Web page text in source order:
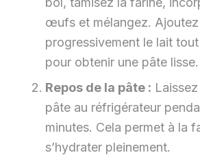
œufs et mélangez. Ajoutez
progressivement le lait
pour obtenir une pâte lisse.
Repos de la pâte :
pâte au réfrigérateur
minutes. Cela permet à la
s’hydrater pleinement.